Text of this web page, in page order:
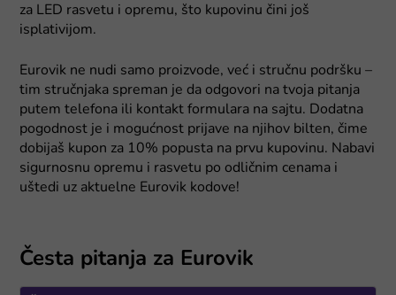
za LED rasvetu i opremu, što kupovinu čini još
isplativijom.
Eurovik ne nudi samo proizvode, već i stručnu podršku –
tim stručnjaka spreman je da odgovori na tvoja pitanja
putem telefona ili kontakt formulara na sajtu. Dodatna
pogodnost je i mogućnost prijave na njihov bilten, čime
dobijaš kupon za 10% popusta na prvu kupovinu. Nabavi
sigurnosnu opremu i rasvetu po odličnim cenama i
uštedi uz aktuelne Eurovik kodove!
Česta pitanja za Eurovik